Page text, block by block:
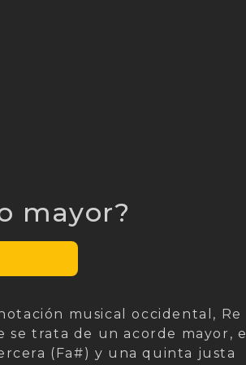
mayor?
musical occidental, Re
trata de un acorde mayor, el
(Fa#) y una quinta justa